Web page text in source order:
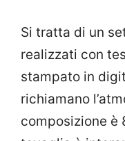
Si tratta di un
realizzati con
stampato in
richiamano
composizione è